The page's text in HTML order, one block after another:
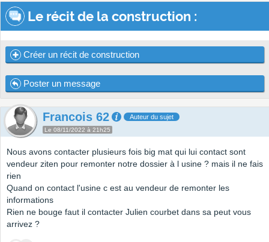
Le récit de la construction :
Créer un récit de construction
Poster un message
Francois 62 Auteur du sujet
Le 08/11/2022 à 21h25
Nous avons contacter plusieurs fois big mat qui lui contact sont
vendeur ziten pour remonter notre dossier à l usine ? mais il ne fais
rien
Quand on contact l'usine c est au vendeur de remonter les
informations
Rien ne bouge faut il contacter Julien courbet dans sa peut vous
arrivez ?